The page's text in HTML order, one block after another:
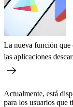
La nueva función que
las aplicaciones
Actualmente, está
para los usuarios que